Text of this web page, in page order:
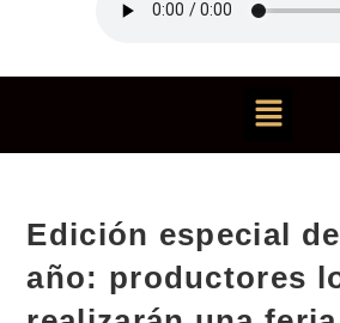
Edición especial
año: productores